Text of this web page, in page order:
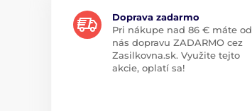
Doprava zadarmo
Pri nákupe nad 86 € máte od
nás dopravu ZADARMO cez
Zasilkovna.sk. Využite tejto
akcie, oplatí sa!